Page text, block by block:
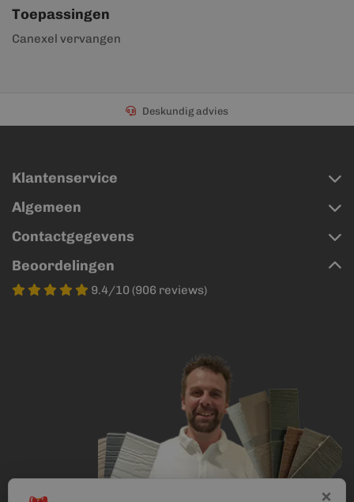
Toepassingen
Canexel vervangen
Deskundig advies
Klantenservice
Algemeen
Contactgegevens
Beoordelingen
9.4/10 (906 reviews)
×